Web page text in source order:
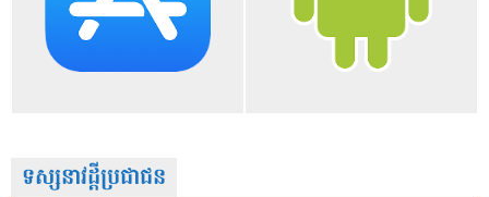
ទស្សនាវដ្តីប្រជាជន